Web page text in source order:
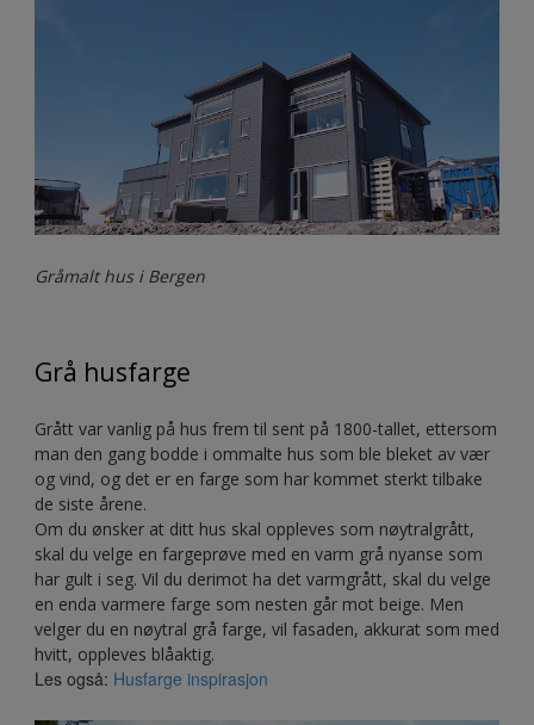
Gråmalt hus i Bergen
Grå husfarge
Grått var vanlig på hus frem til sent på 1800-tallet, ettersom
man den gang bodde i ommalte hus som ble bleket av vær
og vind, og det er en farge som har kommet sterkt tilbake
de siste årene.
Om du ønsker at ditt hus skal oppleves som nøytralgrått,
skal du velge en fargeprøve med en varm grå nyanse som
har gult i seg. Vil du derimot ha det varmgrått, skal du velge
en enda varmere farge som nesten går mot beige. Men
velger du en nøytral grå farge, vil fasaden, akkurat som med
hvitt, oppleves blåaktig.
Les også: Husfarge inspirasjon